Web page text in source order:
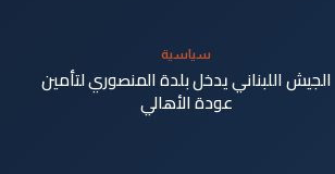
سياسية
الجيش اللبناني يدخل بلدة المنصوري لتأمين
عودة الأهالي